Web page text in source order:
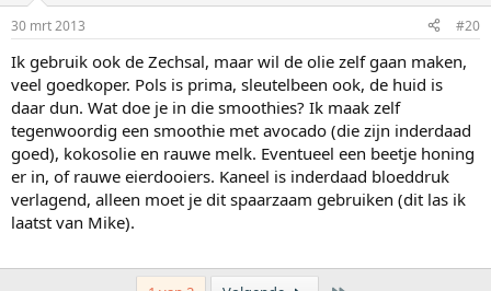
30 mrt 2013 #20
Ik gebruik ook de Zechsal, maar wil de olie zelf gaan maken,
veel goedkoper. Pols is prima, sleutelbeen ook, de huid is
daar dun. Wat doe je in die smoothies? Ik maak zelf
tegenwoordig een smoothie met avocado (die zijn inderdaad
goed), kokosolie en rauwe melk. Eventueel een beetje honing
er in, of rauwe eierdooiers. Kaneel is inderdaad bloeddruk
verlagend, alleen moet je dit spaarzaam gebruiken (dit las ik
laatst van Mike).